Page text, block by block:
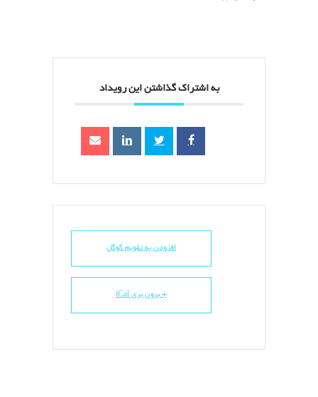
به اشتراک گذاشتن این رویداد
افزودن به تقویم گوگل
+ برون بری iCal